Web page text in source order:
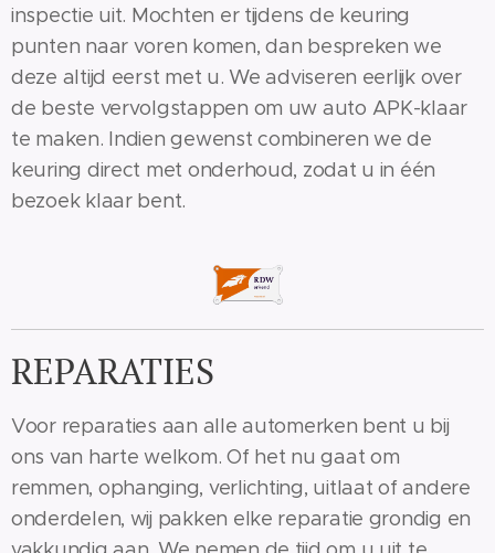
inspectie uit. Mochten er tijdens de keuring
punten naar voren komen, dan bespreken we
deze altijd eerst met u. We adviseren eerlijk over
de beste vervolgstappen om uw auto APK-klaar
te maken. Indien gewenst combineren we de
keuring direct met onderhoud, zodat u in één
bezoek klaar bent.
REPARATIES
Voor reparaties aan alle automerken bent u bij
ons van harte welkom. Of het nu gaat om
remmen, ophanging, verlichting, uitlaat of andere
onderdelen, wij pakken elke reparatie grondig en